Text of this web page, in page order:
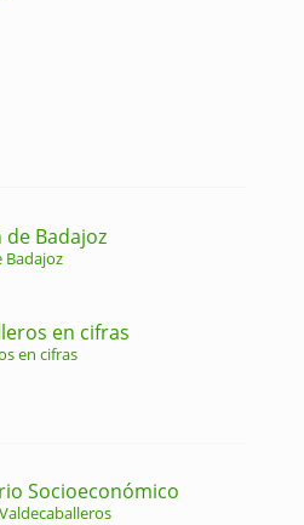
Badajoz
Badajoz
en cifras
en cifras
Socioeconómico